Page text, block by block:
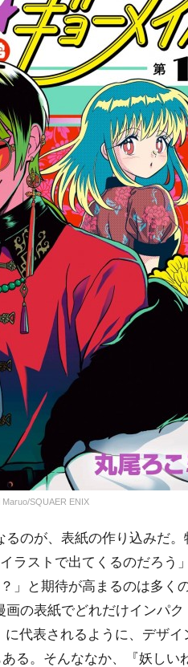
SQUAER ENIX
のが、表紙の作り込みだ。
ラストで出てくるのだろう
」と期待が高まるのは多く
の表紙でどれだけインパ
代表されるように、デザイ
る。そんななか、『妖し